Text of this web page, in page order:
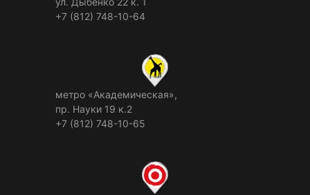
+7 (812) 748-10-64
метро «Академическая»,
пр. Науки 19 к.2
+7 (812) 748-10-65